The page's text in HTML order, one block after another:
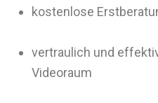
kostenlose
vertraulich und
Videoraum